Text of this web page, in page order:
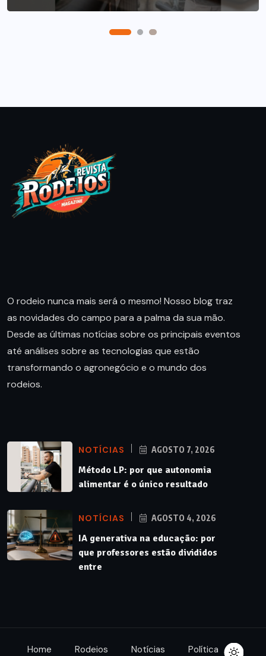
O rodeio nunca mais será o mesmo! Nosso blog traz
as novidades do campo para a palma da sua mão.
Desde as últimas notícias sobre os principais eventos
até análises sobre as tecnologias que estão
transformando o agronegócio e o mundo dos
rodeios.
NOTÍCIAS AGOSTO 7, 2026
Método LP: por que autonomia
alimentar é o único resultado
NOTÍCIAS AGOSTO 4, 2026
IA generativa na educação: por
que professores estão divididos
entre
Home Rodeios Notícias Política